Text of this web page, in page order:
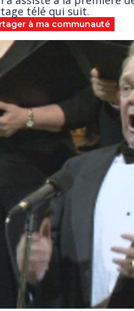
télé qui suit.
à ma communauté